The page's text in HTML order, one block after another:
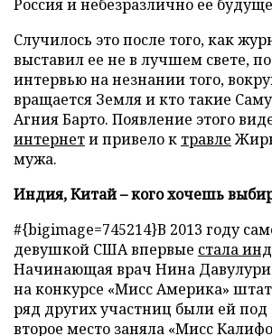
Россия и небезразлично ее
Случилось это после того, как
выставил ее не в лучшем свете,
интервью на незнании того,
вращается Земля и кто такие
Агния Барто. Появление этого
интернети привело к травле
мужа.
Индия, Китай – кого хочешь
#{bigimage=745214}В 2013 году
девушкой США впервые стала
Начинающая врач Нина Давулури
на конкурсе «Мисс Америка»
ряд других участниц были ей под
второе место заняла «Мисс